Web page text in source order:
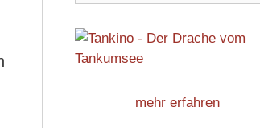
mehr erfahren